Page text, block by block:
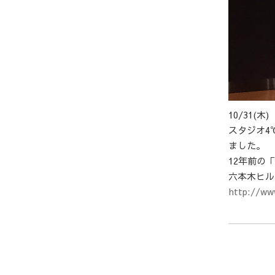
10/31(
スタジオ
ました。
12年前の
六本木ヒ
http://